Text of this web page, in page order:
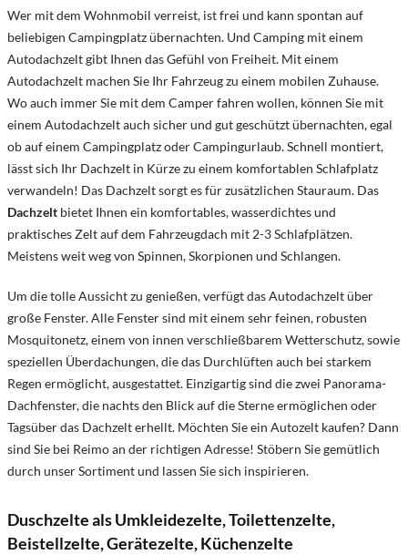
Wer mit dem Wohnmobil verreist, ist frei und kann spontan auf
beliebigen Campingplatz übernachten. Und Camping mit einem
Autodachzelt gibt Ihnen das Gefühl von Freiheit. Mit einem
Autodachzelt machen Sie Ihr Fahrzeug zu einem mobilen Zuhause.
Wo auch immer Sie mit dem Camper fahren wollen, können Sie mit
einem Autodachzelt auch sicher und gut geschützt übernachten, egal
ob auf einem Campingplatz oder Campingurlaub. Schnell montiert,
lässt sich Ihr Dachzelt in Kürze zu einem komfortablen Schlafplatz
verwandeln! Das Dachzelt sorgt es für zusätzlichen Stauraum. Das
Dachzelt bietet Ihnen ein komfortables, wasserdichtes und
praktisches Zelt auf dem Fahrzeugdach mit 2-3 Schlafplätzen.
Meistens weit weg von Spinnen, Skorpionen und Schlangen.
Um die tolle Aussicht zu genießen, verfügt das Autodachzelt über
große Fenster. Alle Fenster sind mit einem sehr feinen, robusten
Mosquitonetz, einem von innen verschließbarem Wetterschutz, sowie
speziellen Überdachungen, die das Durchlüften auch bei starkem
Regen ermöglicht, ausgestattet. Einzigartig sind die zwei Panorama-
Dachfenster, die nachts den Blick auf die Sterne ermöglichen oder
Tagsüber das Dachzelt erhellt. Möchten Sie ein Autozelt kaufen? Dann
sind Sie bei Reimo an der richtigen Adresse! Stöbern Sie gemütlich
durch unser Sortiment und lassen Sie sich inspirieren.
Duschzelte als Umkleidezelte, Toilettenzelte,
Beistellzelte, Gerätezelte, Küchenzelte